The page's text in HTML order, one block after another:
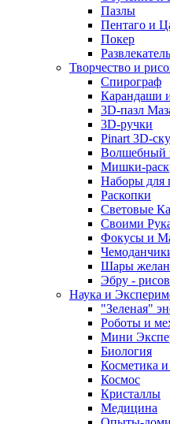
Пазлы
Пентаго и
Покер
Творчество и
Спирограф
Карандаши
3D-пазл
3D-ручки
Pinart 3D-
Волшебный
Мишки-
Наборы для
Раскопки
Световые
Своими
Фокусы и
Шары
Эбру -
Наука и
"Зеленая"
Роботы и
Мини
Биология
Косметика
Космос
Кристаллы
Медицина